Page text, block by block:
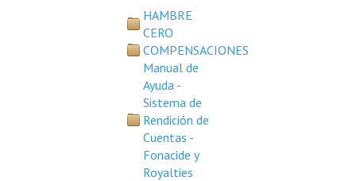
HAMBRE
CERO
COMPENSACIONES
Manual de
Ayuda -
Sistema de
Rendición de
Cuentas -
Fonacide y
Royalties